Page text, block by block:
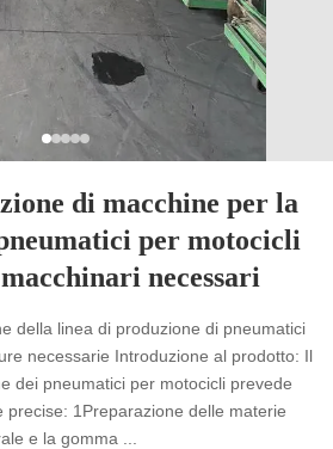
di macchine per la
per motocicli
macchinari necessari
della linea di produzione di pneumatici
necessarie Introduzione al prodotto: Il
dei pneumatici per motocicli prevede
precise: 1Preparazione delle materie
e la gomma ...